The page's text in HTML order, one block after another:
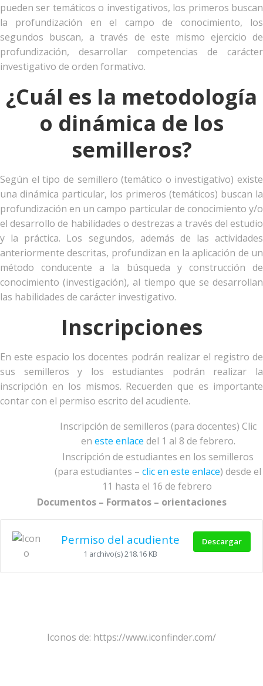
pueden ser temáticos o investigativos, los primeros buscan
la profundización en el campo de conocimiento, los
segundos buscan, a través de este mismo ejercicio de
profundización, desarrollar competencias de carácter
investigativo de orden formativo.
¿Cuál es la metodología
o dinámica de los
semilleros?
Según el tipo de semillero (temático o investigativo) existe
una dinámica particular, los primeros (temáticos) buscan la
profundización en un campo particular de conocimiento y/o
el desarrollo de habilidades o destrezas a través del estudio
y la práctica. Los segundos, además de las actividades
anteriormente descritas, profundizan en la aplicación de un
método conducente a la búsqueda y construcción de
conocimiento (investigación), al tiempo que se desarrollan
las habilidades de carácter investigativo.
Inscripciones
En este espacio los docentes podrán realizar el registro de
sus semilleros y los estudiantes podrán realizar la
inscripción en los mismos. Recuerden que es importante
contar con el permiso escrito del acudiente.
Inscripción de semilleros (para docentes) Clic
en este enlace del 1 al 8 de febrero.
Inscripción de estudiantes en los semilleros
(para estudiantes – clic en este enlace) desde el
11 hasta el 16 de febrero
Documentos – Formatos – orientaciones
Permiso del acudiente
1 archivo(s)218.16 KB
Descargar
Iconos de: https://www.iconfinder.com/